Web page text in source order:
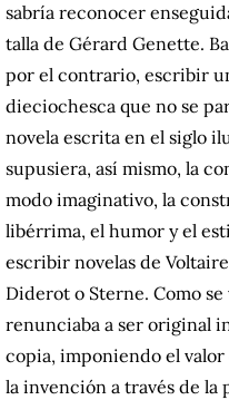
sabría reconocer
talla de Gérard Genette.
por el contrario, escribir
dieciochesca que no se
novela escrita en el siglo
supusiera, así mismo, la
modo imaginativo, la
libérrima, el humor y el
escribir novelas de
Diderot o Sterne. Como
renunciaba a ser original
copia, imponiendo el valor
la invención a través de la